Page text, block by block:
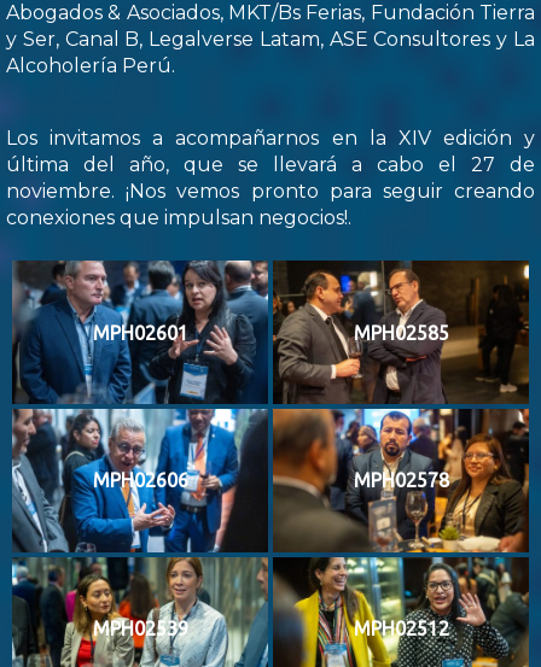
Abogados & Asociados, MKT/Bs Ferias, Fundación Tierra
y Ser, Canal B, Legalverse Latam, ASE Consultores y La
Alcoholería Perú.
Los invitamos a acompañarnos en la XIV edición y
última del año, que se llevará a cabo el 27 de
noviembre. ¡Nos vemos pronto para seguir creando
conexiones que impulsan negocios!.
MPH02601 MPH02585
MPH02606 MPH02578
MPH02539 MPH02512